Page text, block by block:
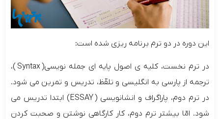
این دوره در دو ترم برنامه ریزی شده است:
در ترم نخست، کلیه ی اصول پایه ای جمله نویسی(Syntax )،
ترجمه از پارسی به انگلیسی و تلفّظ، تدریس و تمرین می شود.
در ترم دوم، پاراگراف و انشانویسی (ESSAY) ابتدا تدریس می
شود. امّا بیشتر ترم دوم، کار کارگاهی نوشتن و صحبت کردن